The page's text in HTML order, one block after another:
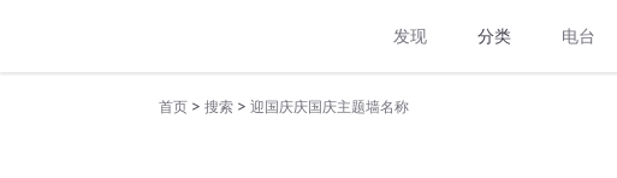
发现 分类 电台
首页 > 搜索 > 迎国庆庆国庆主题墙名称